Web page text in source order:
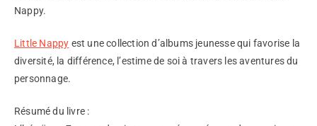
Nappy.
Little Nappy est une collection d’albums jeunesse qui favorise la
diversité, la différence, l’estime de soi à travers les aventures du
personnage.
Résumé du livre :